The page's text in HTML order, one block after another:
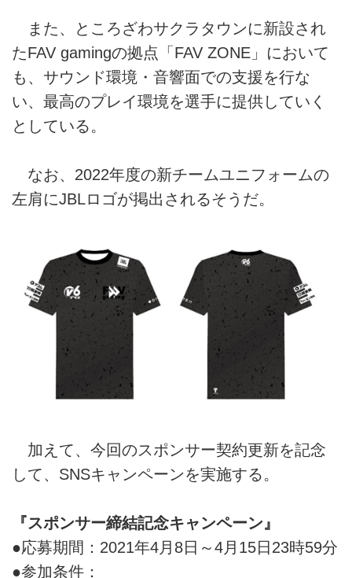
また、ところざわサクラタウンに新設され
たFAV gamingの拠点「FAV ZONE」において
も、サウンド環境・音響面での支援を行な
い、最高のプレイ環境を選手に提供していく
としている。
なお、2022年度の新チームユニフォームの
左肩にJBLロゴが掲出されるそうだ。
加えて、今回のスポンサー契約更新を記念
して、SNSキャンペーンを実施する。
『スポンサー締結記念キャンペーン』
●応募期間：2021年4月8日～4月15日23時59分
●参加条件：